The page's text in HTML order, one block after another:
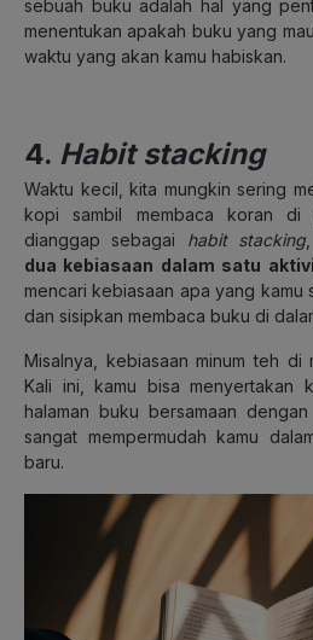
sebuah buku adalah hal yang
menentukan apakah buku yang
waktu yang akan kamu habiskan.
4. Habit stacking
Waktu kecil, kita mungkin sering
kopi sambil membaca koran
dianggap sebagai habit stacking
dua kebiasaan dalam satu
mencari kebiasaan apa yang kamu
dan sisipkan membaca buku di
Misalnya, kebiasaan minum teh di
Kali ini, kamu bisa menyertakan
halaman buku bersamaan
sangat mempermudah kamu
baru.